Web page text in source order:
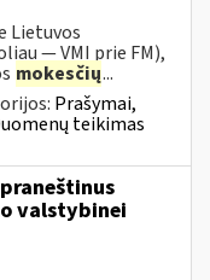
Lietuvos
— VMI prie FM),
mokesčių...
Prašymai,
teikimas
valstybinei